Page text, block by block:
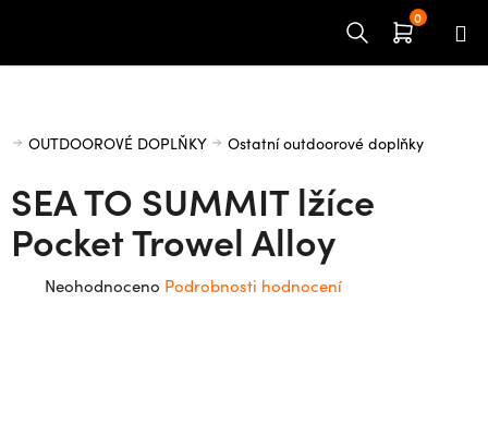
Domů
OUTDOOROVÉ DOPLŇKY Ostatní outdoorové doplňky
SEA TO SUMMIT lžíce
Pocket Trowel Alloy
Průměrné
Neohodnoceno Podrobnosti hodnocení